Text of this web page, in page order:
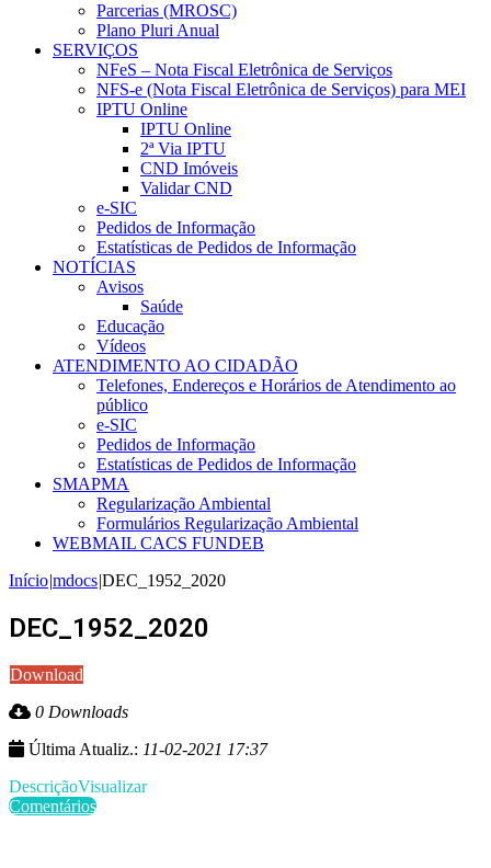
Parcerias (MROSC)
Plano Pluri Anual
SERVIÇOS
NFeS – Nota Fiscal Eletrônica de Serviços
NFS-e (Nota Fiscal Eletrônica de Serviços) para MEI
IPTU Online
IPTU Online
2ª Via IPTU
CND Imóveis
Validar CND
e-SIC
Pedidos de Informação
Estatísticas de Pedidos de Informação
NOTÍCIAS
Avisos
Saúde
Educação
Vídeos
ATENDIMENTO AO CIDADÃO
Telefones, Endereços e Horários de Atendimento ao
público
e-SIC
Pedidos de Informação
Estatísticas de Pedidos de Informação
SMAPMA
Regularização Ambiental
Formulários Regularização Ambiental
WEBMAIL CACS FUNDEB
Início|mdocs|DEC_1952_2020
DEC_1952_2020
Download
0 Downloads
Última Atualiz.: 11-02-2021 17:37
DescriçãoVisualizar
Comentários